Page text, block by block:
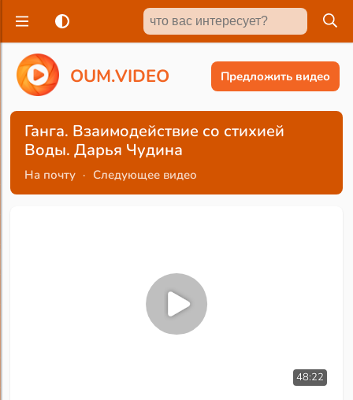
OUM.VIDEO Предложить видео
Ганга. Взаимодействие со стихией
Воды. Дарья Чудина
На почту · Следующее видео
48:22